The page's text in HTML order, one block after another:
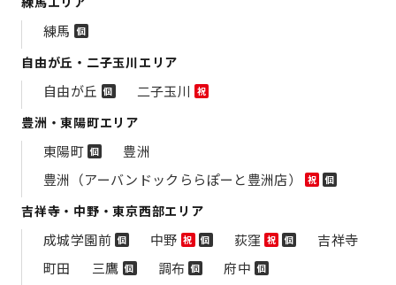
練馬 個
自由が丘・二子玉川エリア
自由が丘 個 二子玉川 祝
豊洲・東陽町エリア
東陽町 個
豊洲
豊洲（アーバンドックららぽーと豊洲店）
祝 個
吉祥寺・中野・東京西部エリア
成城学園前 個 中野 祝 個 荻窪 祝 個
吉祥寺
町田
三鷹 個 調布 個 府中 個